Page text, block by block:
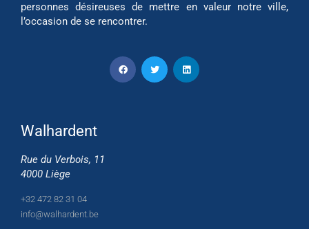
personnes désireuses de mettre en valeur notre ville,
l’occasion de se rencontrer.
Walhardent
Rue du Verbois, 11
4000 Liège
+32 472 82 31 04
info@walhardent.be